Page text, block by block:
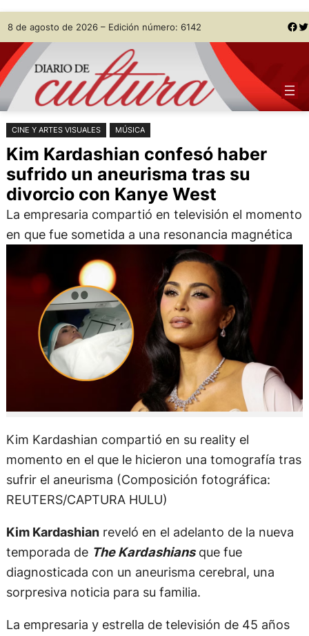
Saltar
al
contenido
Skip
to
content
8 de agosto de 2026 – Edición número: 6142 Facebook Twitter
CINE Y ARTES VISUALES MÚSICA
Kim Kardashian confesó haber
sufrido un aneurisma tras su
divorcio con Kanye West
La empresaria compartió en televisión el momento
en que fue sometida a una resonancia magnética
Kim Kardashian compartió en su reality el
momento en el que le hicieron una tomografía tras
sufrir el aneurisma (Composición fotográfica:
REUTERS/CAPTURA HULU)
Kim Kardashianreveló en el adelanto de la nueva
temporada de The Kardashiansque fue
diagnosticada con un aneurisma cerebral, una
sorpresiva noticia para su familia.
La empresaria y estrella de televisión de 45 años